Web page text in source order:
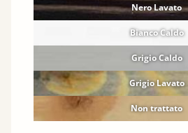
Nero Lavato
Bianco Caldo
Grigio Caldo
Grigio Lavato
Non trattato